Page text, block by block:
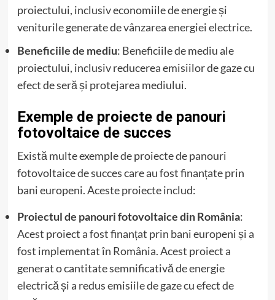
proiectului, inclusiv economiile de energie și
veniturile generate de vânzarea energiei electrice.
Beneficiile de mediu: Beneficiile de mediu ale
proiectului, inclusiv reducerea emisiilor de gaze cu
efect de seră și protejarea mediului.
Exemple de proiecte de panouri
fotovoltaice de succes
Există multe exemple de proiecte de panouri
fotovoltaice de succes care au fost finanțate prin
bani europeni. Aceste proiecte includ:
Proiectul de panouri fotovoltaice din România:
Acest proiect a fost finanțat prin bani europeni și a
fost implementat în România. Acest proiect a
generat o cantitate semnificativă de energie
electrică și a redus emisiile de gaze cu efect de